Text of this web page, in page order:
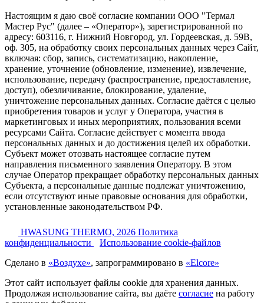
Настоящим я даю своё согласие компании ООО "Термал
Мастер Рус" (далее – «Оператор»), зарегистрированной по
адресу: 603116, г. Нижний Новгород, ул. Гордеевская, д. 59В,
оф. 305, на обработку своих персональных данных через Сайт,
включая: сбор, запись, систематизацию, накопление,
хранение, уточнение (обновление, изменение), извлечение,
использование, передачу (распространение, предоставление,
доступ), обезличивание, блокирование, удаление,
уничтожение персональных данных. Согласие даётся с целью
приобретения товаров и услуг у Оператора, участия в
маркетинговых и иных мероприятиях, пользования всеми
ресурсами Сайта. Согласие действует с момента ввода
персональных данных и до достижения целей их обработки.
Субъект может отозвать настоящее согласие путем
направления письменного заявления Оператору. В этом
случае Оператор прекращает обработку персональных данных
Субъекта, а персональные данные подлежат уничтожению,
если отсутствуют иные правовые основания для обработки,
установленные законодательством РФ.
HWASUNG THERMO, 2026 Политика
конфиденциальности
Использование cookie-файлов
Сделано в «Воздухе», запрограммировано в «Elcore»
Этот сайт использует файлы cookie для хранения данных.
Продолжая использование сайта, вы даёте согласие на работу